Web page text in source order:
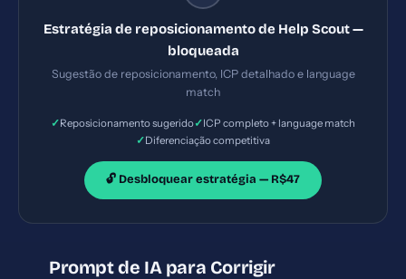
Estratégia de reposicionamento de Help Scout —
bloqueada
Sugestão de reposicionamento, ICP detalhado e language
match
✓Reposicionamento sugerido✓ICP completo + language match
✓Diferenciação competitiva
🔓 Desbloquear estratégia — R$47
Prompt de IA para Corrigir